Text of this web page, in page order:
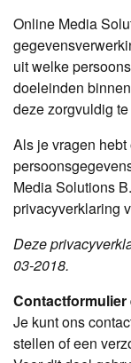
Online Media
uit welke
doeleinden
deze zorgvuldig
Als je vragen
Media Solutions
privacyverklaring
Deze
03-2018.
Je kunt ons
stellen of een